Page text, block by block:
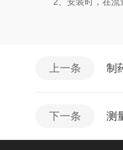
上一条 制
下一条 测